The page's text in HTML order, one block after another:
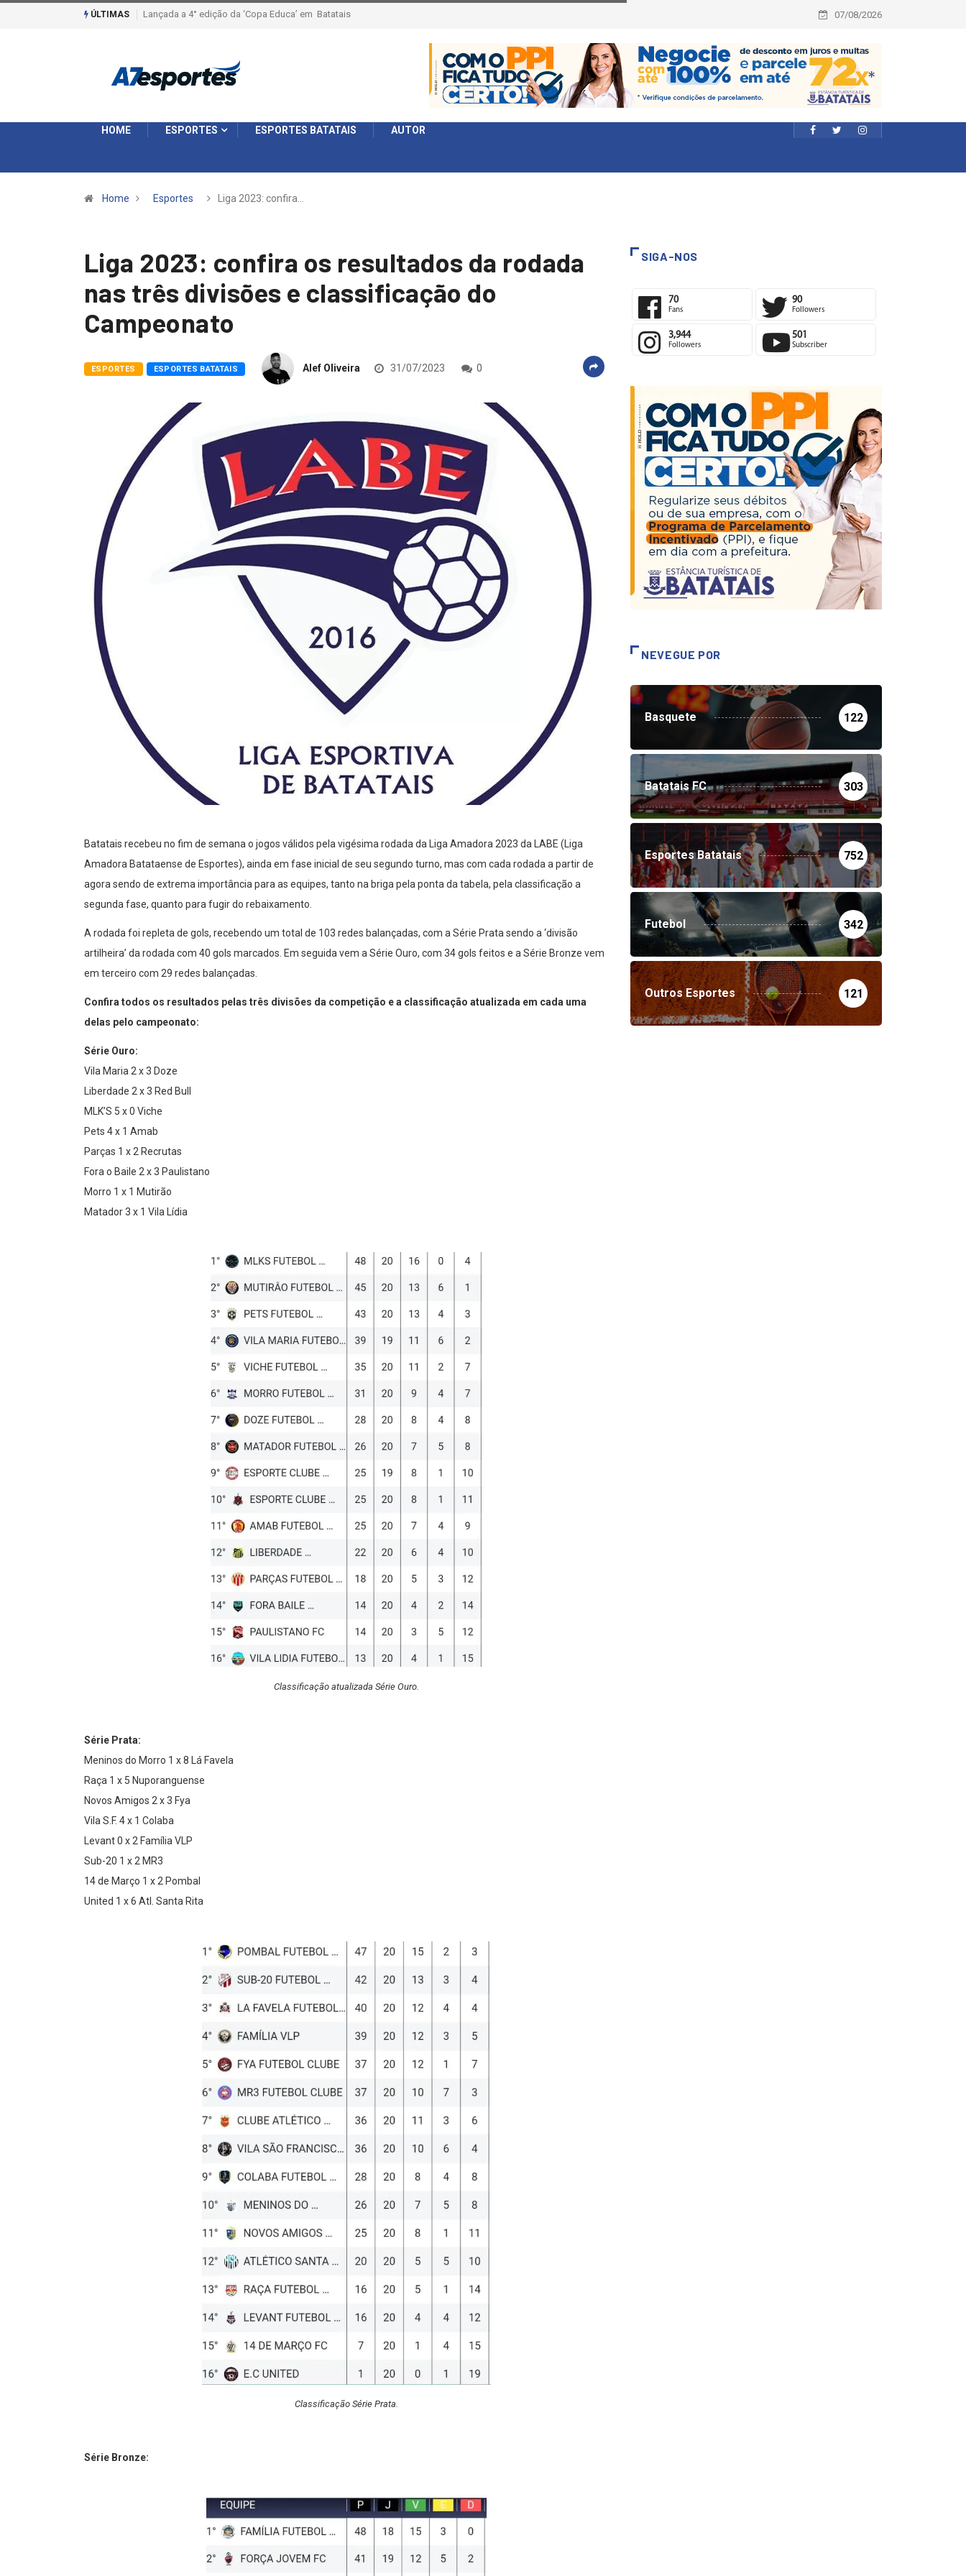
ÚLTIMAS Liga 2026: Equipes rompem com a LABE na Série Ouro e entidade define a 2° fase, times e formato 07/08/2026
HOME ESPORTES ESPORTES BATATAIS AUTOR
Home Esportes Liga 2023: confira…
Liga 2023: confira os resultados da rodada
nas três divisões e classificação do
Campeonato
ESPORTES ESPORTES BATATAIS Alef Oliveira 31/07/2023 0
Batatais recebeu no fim de semana o jogos válidos pela vigésima rodada da Liga Amadora 2023 da LABE (Liga
Amadora Batataense de Esportes), ainda em fase inicial de seu segundo turno, mas com cada rodada a partir de
agora sendo de extrema importância para as equipes, tanto na briga pela ponta da tabela, pela classificação a
segunda fase, quanto para fugir do rebaixamento.
A rodada foi repleta de gols, recebendo um total de 103 redes balançadas, com a Série Prata sendo a ‘divisão
artilheira’ da rodada com 40 gols marcados. Em seguida vem a Série Ouro, com 34 gols feitos e a Série Bronze vem
em terceiro com 29 redes balançadas.
Confira todos os resultados pelas três divisões da competição e a classificação atualizada em cada uma
delas pelo campeonato:
Série Ouro:
Vila Maria 2 x 3 Doze
Liberdade 2 x 3 Red Bull
MLK’S 5 x 0 Viche
Pets 4 x 1 Amab
Parças 1 x 2 Recrutas
Fora o Baile 2 x 3 Paulistano
Morro 1 x 1 Mutirão
Matador 3 x 1 Vila Lídia
Classificação atualizada Série Ouro.
Série Prata:
Meninos do Morro 1 x 8 Lá Favela
Raça 1 x 5 Nuporanguense
Novos Amigos 2 x 3 Fya
Vila S.F. 4 x 1 Colaba
Levant 0 x 2 Família VLP
Sub-20 1 x 2 MR3
14 de Março 1 x 2 Pombal
United 1 x 6 Atl. Santa Rita
Classificação Série Prata.
Série Bronze:
SIGA-NOS
70
Fans
90
Followers
3,944
Followers
501
Subscriber
NEVEGUE POR
Basquete 122
Batatais FC 303
Esportes Batatais 752
Futebol 342
Outros Esportes 121